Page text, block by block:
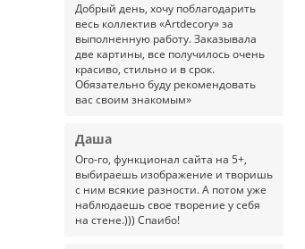
Добрый день, хочу поблагодарить
весь коллектив «Artdecory» за
выполненную работу. Заказывала
две картины, все получилось очень
красиво, стильно и в срок.
Обязательно буду рекомендовать
вас своим знакомым»
Даша
Ого-го, функционал сайта на 5+,
выбираешь изображение и творишь
с ним всякие разности. А потом уже
наблюдаешь свое творение у себя
на стене.))) Спаибо!